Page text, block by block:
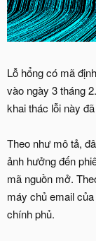
Lỗ hổng có mã
vào ngày 3 tháng
khai thác lỗi này
Theo như mô tả,
ảnh hưởng đến
mã nguồn mở.
máy chủ email
chính phủ.